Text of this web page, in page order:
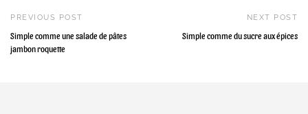
PREVIOUS POST
Simple comme une salade de pâtes
jambon roquette
NEXT POST
Simple comme du sucre aux épices